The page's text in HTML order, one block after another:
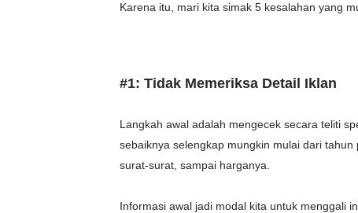
Karena itu, mari kita simak 5 kesalahan yang
#1: Tidak Memeriksa Detail Iklan
Langkah awal adalah mengecek secara teliti
sebaiknya selengkap mungkin mulai dari
surat-surat, sampai harganya.
Informasi awal jadi modal kita untuk menggali